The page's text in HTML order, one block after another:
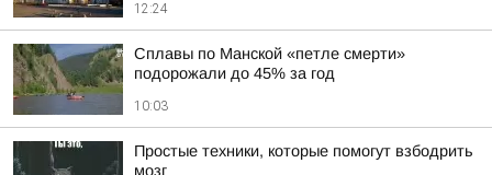
12:24
Сплавы по Манской «петле смерти»
подорожали до 45% за год
10:03
Простые техники, которые помогут взбодрить
мозг